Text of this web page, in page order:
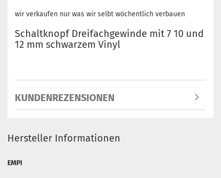
wir verkaufen nur was wir selbt wöchentlich verbauen
Schaltknopf Dreifachgewinde mit 7 10 und
12 mm schwarzem Vinyl
KUNDENREZENSIONEN
Hersteller Informationen
EMPI